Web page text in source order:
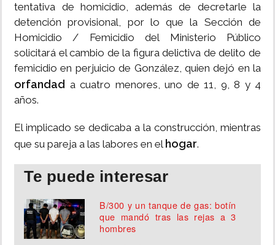
tentativa de homicidio, además de decretarle la
detención provisional, por lo que la Sección de
Homicidio / Femicidio del Ministerio Público
solicitará el cambio de la figura delictiva de delito de
femicidio en perjuicio de González, quien dejó en la
orfandad a cuatro menores, uno de 11, 9, 8 y 4
años.
El implicado se dedicaba a la construcción, mientras
que su pareja a las labores en el hogar.
Te puede interesar
B/300 y un tanque de gas: botín
que mandó tras las rejas a 3
hombres